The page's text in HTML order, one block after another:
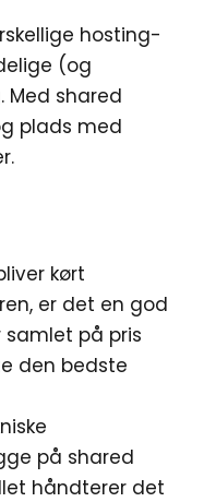
hosting-
(og
Med shared
plads med
kørt
er det en god
samlet på pris
den bedste
på shared
håndterer det